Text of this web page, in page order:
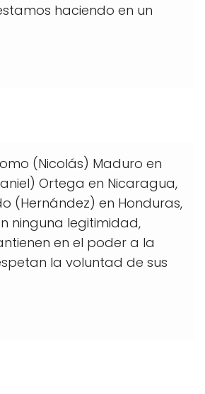
haciendo en un
(Nicolás) Maduro en
Ortega en Nicaragua,
(Hernández) en Honduras,
ninguna legitimidad,
en el poder a la
la voluntad de sus